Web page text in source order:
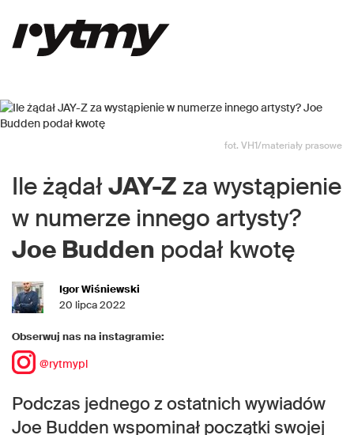
fot. VH1/materiały prasowe
Ile żądał JAY-Z za wystąpienie
w numerze innego artysty?
Joe Budden podał kwotę
Igor Wiśniewski
20 lipca 2022
Obserwuj nas na instagramie:
@rytmypl
Podczas jednego z ostatnich wywiadów
Joe Budden wspominał początki swojej